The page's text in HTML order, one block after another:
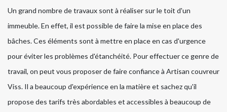
Un grand nombre de travaux sont à réaliser sur le toit d'un
immeuble. En effet, il est possible de faire la mise en place des
bâches. Ces éléments sont à mettre en place en cas d'urgence
pour éviter les problèmes d'étanchéité. Pour effectuer ce genre de
travail, on peut vous proposer de faire confiance à Artisan couvreur
Viss. Il a beaucoup d'expérience en la matière et sachez qu'il
propose des tarifs très abordables et accessibles à beaucoup de